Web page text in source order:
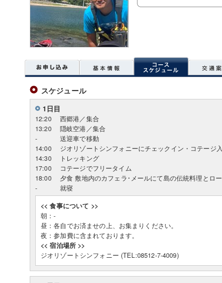
スケジュール
1日目
12:20
西郷港／集合
13:20
隠岐空港／集合
-
送迎車で移動
14:00
ジオリゾートシンフォニーにチェックイン・コテージ
14:30
トレッキング
17:00
コテージでフリータイム
18:00
夕食 敷地内のカフェラ･メールにて島の伝統料理とロ
-
就寝
<< 食事について >>
朝：-
昼：各自でお済ませの上、お集まりください。
夜：参加費に含まれております。
<< 宿泊場所 >>
ジオリゾートシンフォニー (TEL:08512-7-4009)